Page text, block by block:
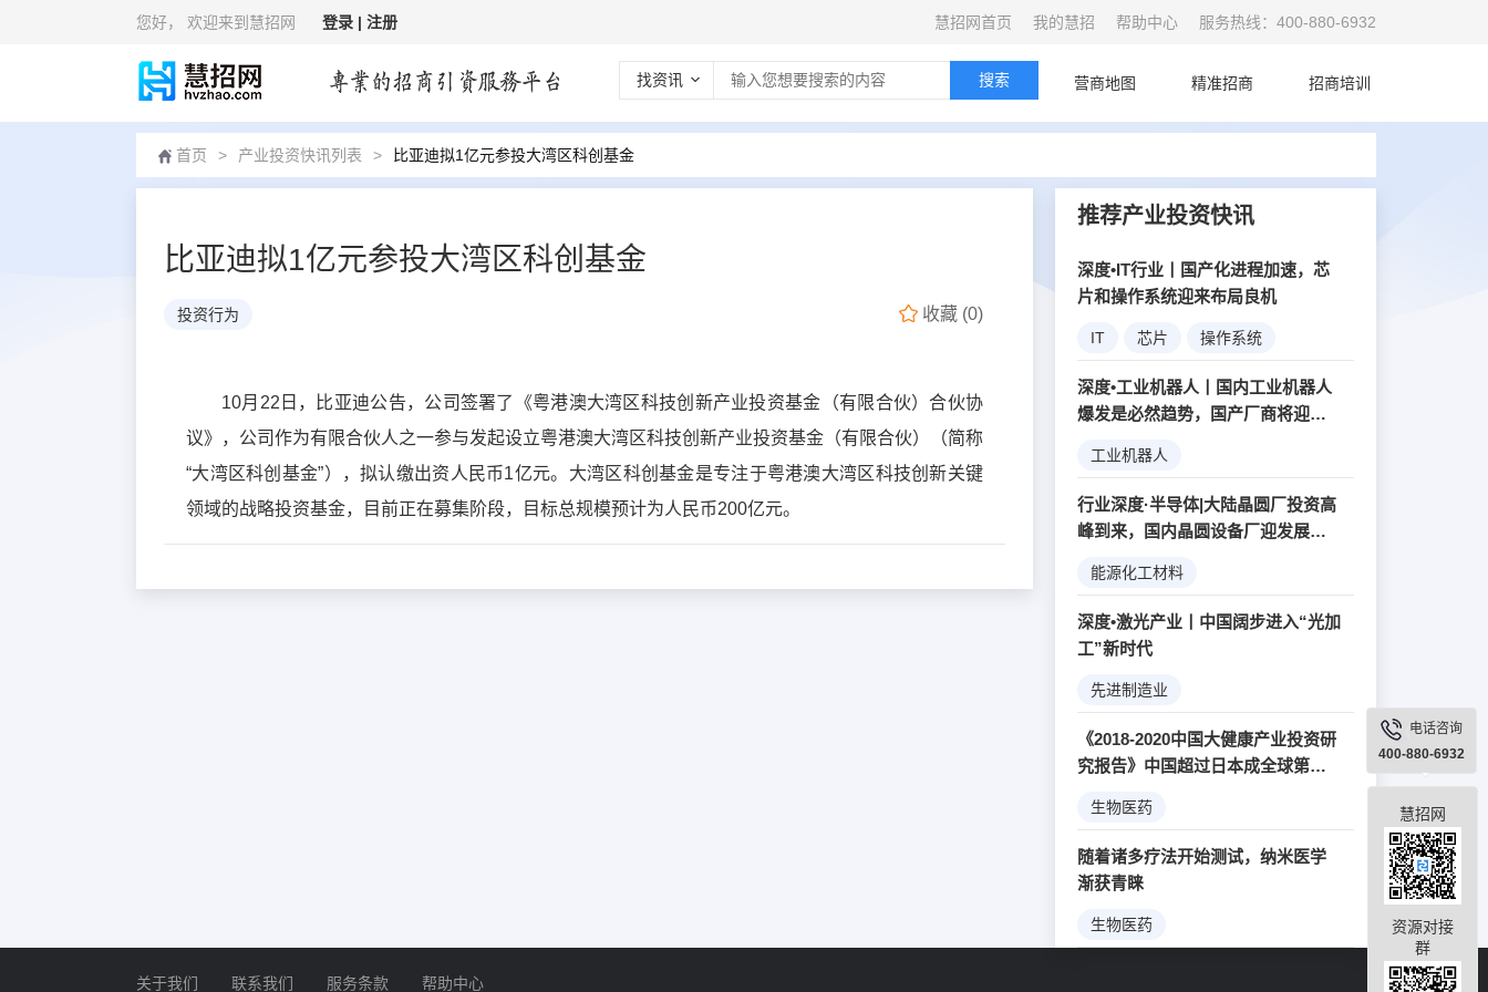
您好， 欢迎来到慧招网 登录 | 注册 慧招网首页 我的慧招 帮助中心 服务热线：400-880-6932
首页 营商地图 精准招商 招商培训
找资讯 搜索
首页 > 产业投资快讯列表 > 比亚迪拟1亿元参投大湾区科创基金
比亚迪拟1亿元参投大湾区科创基金
投资行为 收藏 (0)
10月22日，比亚迪公告，公司签署了《粤港澳大湾区科技创新产业投资基金（有限合伙）合伙协
议》，公司作为有限合伙人之一参与发起设立粤港澳大湾区科技创新产业投资基金（有限合伙）（简称
“大湾区科创基金”），拟认缴出资人民币1亿元。大湾区科创基金是专注于粤港澳大湾区科技创新关键
领域的战略投资基金，目前正在募集阶段，目标总规模预计为人民币200亿元。
推荐产业投资快讯
深度•IT行业丨国产化进程加速，芯
片和操作系统迎来布局良机
IT 芯片 操作系统
深度•工业机器人丨国内工业机器人
爆发是必然趋势，国产厂商将迎来
工业机器人
行业深度·半导体|大陆晶圆厂投资高
峰到来，国内晶圆设备厂迎发展良
能源化工材料
深度•激光产业丨中国阔步进入“光加
工”新时代
先进制造业
《2018-2020中国大健康产业投资研
究报告》中国超过日本成全球第二
生物医药
随着诸多疗法开始测试，纳米医学
渐获青睐
生物医药
电话咨询
400-880-6932
慧招网
资源对接
群
关于我们
联系我们 服务条款 帮助中心